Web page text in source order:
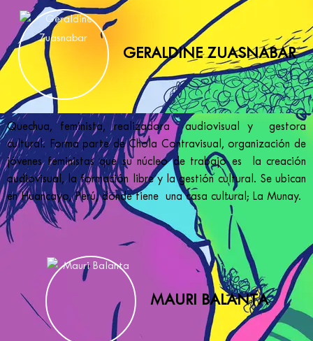
GERALDINE ZUASNABAR
Quechua, feminista, realizadora audiovisual y gestora
cultural. Forma parte de Chola Contravisual, organización de
jóvenes feministas que su núcleo de trabajo es la creación
audiovisual, la formación libre y la gestión cultural. Se ubican
en Huancayo, Perú, donde tiene una casa cultural; La Munay.
MAURI BALANTA